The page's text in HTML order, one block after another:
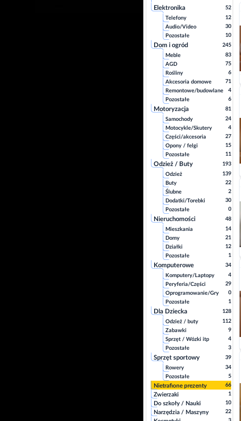
Elektronika
52
Telefony
12
Audio/Video
30
Pozostałe
10
Dom i ogród
245
Meble
83
AGD
75
Rośliny
6
Akcesoria domowe
71
Remontowe/budowlane
4
Pozostałe
6
Motoryzacja
81
Samochody
24
Motocykle/Skutery
4
Części/akcesoria
27
Opony / felgi
15
Pozostałe
11
Odzież / Buty
193
Odzież
139
Buty
22
Ślubne
2
Dodatki/Torebki
30
Pozostałe
0
Nieruchomości
48
Mieszkania
14
Domy
21
Działki
12
Pozostałe
1
Komputerowe
34
Komputery/Laptopy
4
Peryferia/Części
29
Oprogramowanie/Gry
0
Pozostałe
1
Dla Dziecka
128
Odzież / buty
112
Zabawki
9
Sprzęt / Wózki itp
4
Pozostałe
3
Sprzęt sportowy
39
Rowery
34
Pozostałe
5
Nietrafione prezenty 66
Zwierzaki 1
Do szkoły / Nauki 10
Narzędzia / Maszyny 22